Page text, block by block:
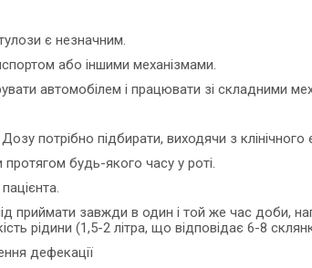
є незначним.
або іншими механізмами.
автомобілем і працювати зі складними
потрібно підбирати, виходячи з клінічного
будь-якого часу у роті.
завжди в один і той же час доби,
рідини (1,5-2 літра, що відповідає 6-8
дефекації